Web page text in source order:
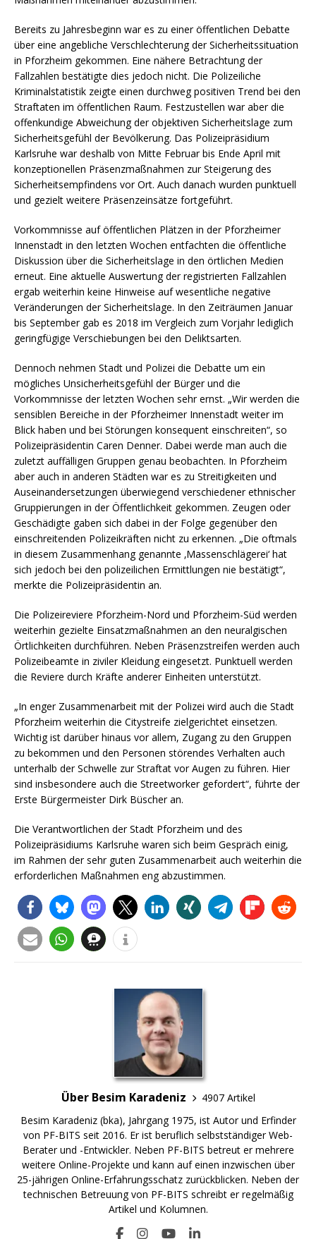
Bereits zu Jahresbeginn war es zu einer öffentlichen Debatte
über eine angebliche Verschlechterung der Sicherheitssituation
in Pforzheim gekommen. Eine nähere Betrachtung der
Fallzahlen bestätigte dies jedoch nicht. Die Polizeiliche
Kriminalstatistik zeigte einen durchweg positiven Trend bei den
Straftaten im öffentlichen Raum. Festzustellen war aber die
offenkundige Abweichung der objektiven Sicherheitslage zum
Sicherheitsgefühl der Bevölkerung. Das Polizeipräsidium
Karlsruhe war deshalb von Mitte Februar bis Ende April mit
konzeptionellen Präsenzmaßnahmen zur Steigerung des
Sicherheitsempfindens vor Ort. Auch danach wurden punktuell
und gezielt weitere Präsenzeinsätze fortgeführt.
Vorkommnisse auf öffentlichen Plätzen in der Pforzheimer
Innenstadt in den letzten Wochen entfachten die öffentliche
Diskussion über die Sicherheitslage in den örtlichen Medien
erneut. Eine aktuelle Auswertung der registrierten Fallzahlen
ergab weiterhin keine Hinweise auf wesentliche negative
Veränderungen der Sicherheitslage. In den Zeiträumen Januar
bis September gab es 2018 im Vergleich zum Vorjahr lediglich
geringfügige Verschiebungen bei den Deliktsarten.
Dennoch nehmen Stadt und Polizei die Debatte um ein
mögliches Unsicherheitsgefühl der Bürger und die
Vorkommnisse der letzten Wochen sehr ernst. „Wir werden die
sensiblen Bereiche in der Pforzheimer Innenstadt weiter im
Blick haben und bei Störungen konsequent einschreiten“, so
Polizeipräsidentin Caren Denner. Dabei werde man auch die
zuletzt auffälligen Gruppen genau beobachten. In Pforzheim
aber auch in anderen Städten war es zu Streitigkeiten und
Auseinandersetzungen überwiegend verschiedener ethnischer
Gruppierungen in der Öffentlichkeit gekommen. Zeugen oder
Geschädigte gaben sich dabei in der Folge gegenüber den
einschreitenden Polizeikräften nicht zu erkennen. „Die oftmals
in diesem Zusammenhang genannte ‚Massenschlägerei‘ hat
sich jedoch bei den polizeilichen Ermittlungen nie bestätigt“,
merkte die Polizeipräsidentin an.
Die Polizeireviere Pforzheim-Nord und Pforzheim-Süd werden
weiterhin gezielte Einsatzmaßnahmen an den neuralgischen
Örtlichkeiten durchführen. Neben Präsenzstreifen werden auch
Polizeibeamte in ziviler Kleidung eingesetzt. Punktuell werden
die Reviere durch Kräfte anderer Einheiten unterstützt.
„In enger Zusammenarbeit mit der Polizei wird auch die Stadt
Pforzheim weiterhin die Citystreife zielgerichtet einsetzen.
Wichtig ist darüber hinaus vor allem, Zugang zu den Gruppen
zu bekommen und den Personen störendes Verhalten auch
unterhalb der Schwelle zur Straftat vor Augen zu führen. Hier
sind insbesondere auch die Streetworker gefordert“, führte der
Erste Bürgermeister Dirk Büscher an.
Die Verantwortlichen der Stadt Pforzheim und des
Polizeipräsidiums Karlsruhe waren sich beim Gespräch einig,
im Rahmen der sehr guten Zusammenarbeit auch weiterhin die
erforderlichen Maßnahmen eng abzustimmen.
Über Besim Karadeniz
4907 Artikel
Besim Karadeniz (bka), Jahrgang 1975, ist Autor und Erfinder
von PF-BITS seit 2016. Er ist beruflich selbstständiger Web-
Berater und -Entwickler. Neben PF-BITS betreut er mehrere
weitere Online-Projekte und kann auf einen inzwischen über
25-jährigen Online-Erfahrungsschatz zurückblicken. Neben der
technischen Betreuung von PF-BITS schreibt er regelmäßig
Artikel und Kolumnen.